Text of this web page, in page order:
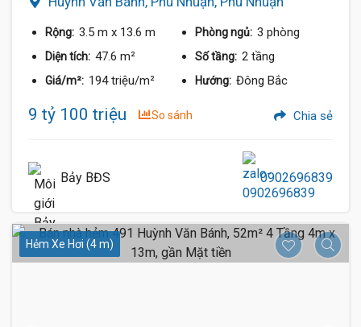
Rộng: 3.5 m x 13.6 m Phòng ngủ: 3 phòng
Diện tích: 47.6 m² Số tầng: 2 tầng
Giá/m²: 194 triệu/m² Hướng: Đông Bắc
9 tỷ 100 triệu So sánh Chia sẻ
Bảy BĐS 0902696839
Hẻm Xe Hơi (4 m)